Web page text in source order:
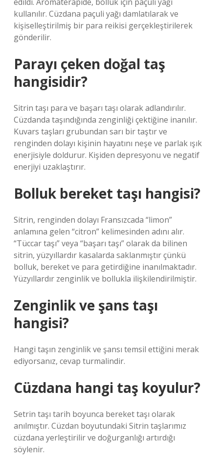
kullanılır. Cüzdana paçuli yağı damlatılarak ve
kişiselleştirilmiş bir para reikisi gerçekleştirilerek
gönderilir.
Parayı çeken doğal taş
hangisidir?
Sitrin taşı para ve başarı taşı olarak adlandırılır.
Cüzdanda taşındığında zenginliği çektiğine inanılır.
Kuvars taşları grubundan sarı bir taştır ve
renginden dolayı kişinin hayatını neşe ve parlak ışık
enerjisiyle doldurur. Kişiden depresyonu ve negatif
enerjiyi uzaklaştırır.
Bolluk bereket taşı hangisi?
Sitrin, renginden dolayı Fransızcada “limon”
anlamına gelen “citron” kelimesinden adını alır.
“Tüccar taşı” veya “başarı taşı” olarak da bilinen
sitrin, yüzyıllardır kasalarda saklanmıştır çünkü
bolluk, bereket ve para getirdiğine inanılmaktadır.
Yüzyıllardır zenginlik ve bollukla ilişkilendirilmiştir.
Zenginlik ve şans taşı
hangisi?
Hangi taşın zenginlik ve şansı temsil ettiğini merak
ediyorsanız, cevap turmalindir.
Cüzdana hangi taş koyulur?
Setrin taşı tarih boyunca bereket taşı olarak
anılmıştır. Cüzdan boyutundaki Sitrin taşlarımız
cüzdana yerleştirilir ve doğurganlığı artırdığı
söylenir.